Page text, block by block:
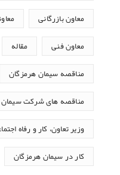
معاون بازرگانی
معاون فنی مقاله
مناقصه سیمان هرمزگان
مناقصه های شرکت سیمان
وزیر تعاون، کار و رفاه
کار در سیمان هرمزگان